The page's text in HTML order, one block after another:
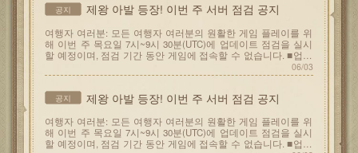
공지 제왕 아발 등장! 이번 주 서버 점검 공지
여행자 여러분: 모든 여행자 여러분의 원활한 게임 플레이를 위
해 이번 주 목요일 7시~9시 30분(UTC)에 업데이트 점검을 실시
할 예정이며, 점검 기간 동안 게임에 접속할 수 없습니다. ■업데
06/03
공지 제왕 아발 등장! 이번 주 서버 점검 공지
여행자 여러분: 모든 여행자 여러분의 원활한 게임 플레이를 위
해 이번 주 목요일 7시~9시 30분(UTC)에 업데이트 점검을 실시
할 예정이며, 점검 기간 동안 게임에 접속할 수 없습니다. ■업데